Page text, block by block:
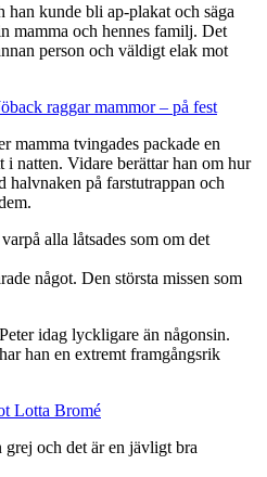
han kunde bli ap-plakat och säga
mamma och hennes familj. Det
person och väldigt elak mot
raggar mammor – på fest
mamma tvingades packade en
natten. Vidare berättar han om hur
halvnaken på farstutrappan och
alla låtsades som om det
något. Den största missen som
idag lyckligare än någonsin.
han en extremt framgångsrik
Lotta Bromé
och det är en jävligt bra